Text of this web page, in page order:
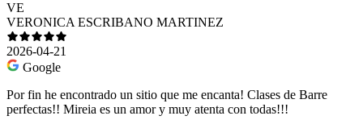
VE
VERONICA ESCRIBANO MARTINEZ
2026-04-21
Google
Por fin he encontrado un sitio que me encanta! Clases de Barre
perfectas!! Mireia es un amor y muy atenta con todas!!!